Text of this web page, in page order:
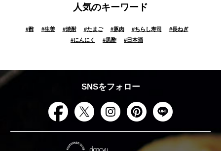
人気のキーワード
#酢 #生姜 #焼酎 #たまご #豚肉 #ちらし寿司 #長ねぎ
#にんにく #黒酢 #日本酒
SNSをフォロー